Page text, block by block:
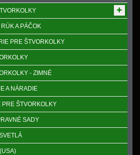
A PÁČOK
PRE ŠTVORKOLKY
- ZIMNÉ
A NÁRADIE
PRE ŠTVORKOLKY
SADY